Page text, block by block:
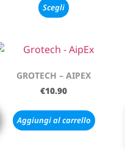
Scegli
GROTECH – AIPEX
€10.90
Aggiungi al carrello